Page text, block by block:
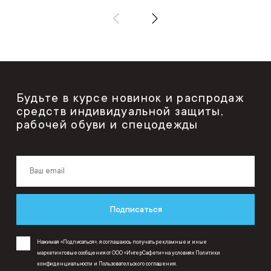
Будьте в курсе новинок и распродаж
средств индивидуальной защиты,
рабочей обуви и спецодежды
Подписаться
Нажимая «Подписаться», я соглашаюсь получать рекламные и иные
маркетинговые сообщения от ООО «ИнтерСафети» на условиях Политики
конфиденциальности и Пользовательского соглашения